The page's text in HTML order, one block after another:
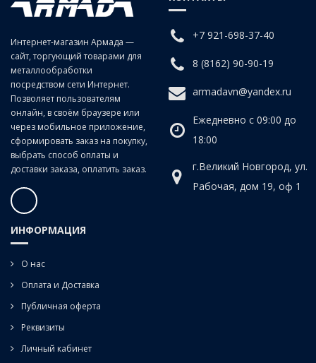
заготовках изделиях из чугунов, сталей средней и низкой
твердости, цветных сплавов.
Интернет-магазин Армада —
сайт, торгующий товарами для
металлообработки
посредством сети Интернет.
Позволяет пользователям
онлайн, в своём браузере или
через мобильное приложение,
сформировать заказ на покупку,
выбрать способ оплаты и
доставки заказа, оплатить заказ.
+7 921-698-37-40
8 (8162) 90-90-19
armadavn@yandex.ru
Ежедневно с 09:00 до
18:00
г.Великий Новгород, ул.
Рабочая, дом 19, оф 1
ИНФОРМАЦИЯ
О нас
Оплата и Доставка
Публичная оферта
Реквизиты
Личный кабинет